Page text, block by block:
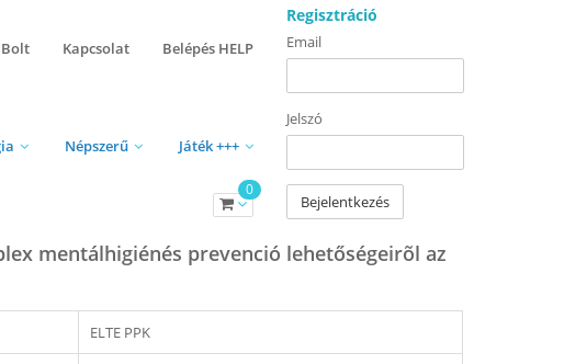
Bolt Kapcsolat Belépés HELP
Népszerű Játék +++
0
Regisztráció
Email
Jelszó
Bejelentkezés
mentálhigiénés prevenció lehetőségeirõl az
ELTE PPK